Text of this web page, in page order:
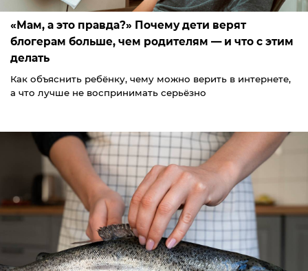
«Мам, а это правда?» Почему дети верят
блогерам больше, чем родителям — и что с этим
делать
Как объяснить ребёнку, чему можно верить в интернете,
а что лучше не воспринимать серьёзно